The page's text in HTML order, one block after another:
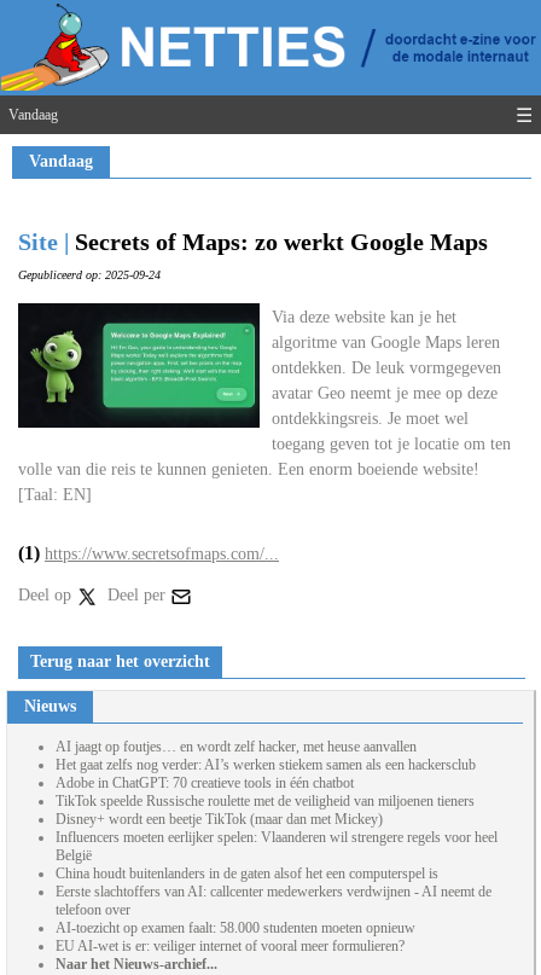
Vandaag ☰
Vandaag
Site | Secrets of Maps: zo werkt Google Maps
Gepubliceerd op: 2025-09-24
Via deze website kan je het
algoritme van Google Maps leren
ontdekken. De leuk vormgegeven
avatar Geo neemt je mee op deze
ontdekkingsreis. Je moet wel
toegang geven tot je locatie om ten
volle van die reis te kunnen genieten. Een enorm boeiende website!
[Taal: EN]
(1) https://www.secretsofmaps.com/...
Deel op Deel per
Terug naar het overzicht
Nieuws
AI jaagt op foutjes… en wordt zelf hacker, met heuse aanvallen
Het gaat zelfs nog verder: AI’s werken stiekem samen als een hackersclub
Adobe in ChatGPT: 70 creatieve tools in één chatbot
TikTok speelde Russische roulette met de veiligheid van miljoenen tieners
Disney+ wordt een beetje TikTok (maar dan met Mickey)
Influencers moeten eerlijker spelen: Vlaanderen wil strengere regels voor heel
België
China houdt buitenlanders in de gaten alsof het een computerspel is
Eerste slachtoffers van AI: callcenter medewerkers verdwijnen - AI neemt de
telefoon over
AI-toezicht op examen faalt: 58.000 studenten moeten opnieuw
EU AI-wet is er: veiliger internet of vooral meer formulieren?
Naar het Nieuws-archief...